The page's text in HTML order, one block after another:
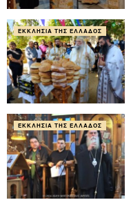
ΕΚΚΛΗΣΊΑ ΤΗΣ ΕΛΛΆΔΟΣ
ΕΚΚΛΗΣΊΑ ΤΗΣ ΕΛΛΆΔΟΣ